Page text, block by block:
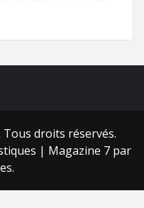
droits réservés.
| Magazine 7 par